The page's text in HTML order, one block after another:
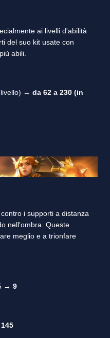
ai livelli d'abilità
del suo kit usate con
abili.
→ da 62 a 230 (in
i supporti a distanza
nell'ombra. Queste
meglio e a trionfare
→ 9